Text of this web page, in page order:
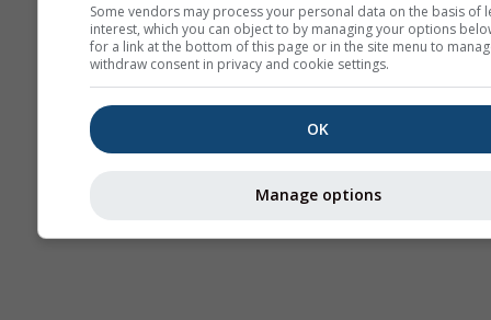
Some vendors may process your personal data on the basis of
interest, which you can object to by managing your options
for a link at the bottom of this page or in the site menu to
withdraw consent in privacy and cookie settings.
OK
Manage options